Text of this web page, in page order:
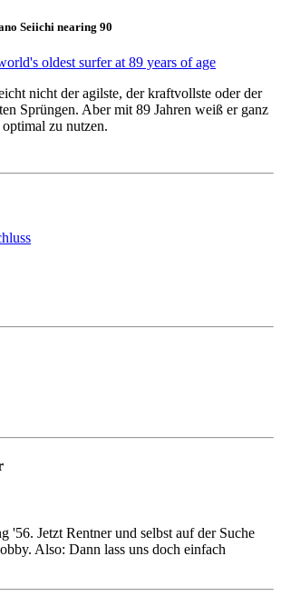
Seiichi nearing 90
nicht der agilste, der kraftvollste oder der
Sprüngen. Aber mit 89 Jahren weiß er ganz
zu nutzen.
'56. Jetzt Rentner und selbst auf der Suche
Also: Dann lass uns doch einfach